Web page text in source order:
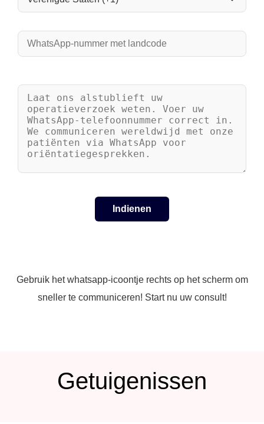
Gebruik het whatsapp-icoontje rechts op het scherm om
sneller te communiceren! Start nu uw consult!
Getuigenissen